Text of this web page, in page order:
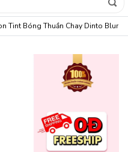
Tint Bóng Thuần Chay Dinto Blur